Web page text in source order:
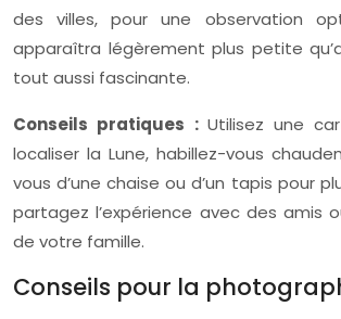
des villes, pour une observation
apparaîtra légèrement plus petite
tout aussi fascinante.
Conseils pratiques : Utilisez une
localiser la Lune, habillez-vous
vous d’une chaise ou d’un tapis pour
partagez l’expérience avec des amis
de votre famille.
Conseils pour la